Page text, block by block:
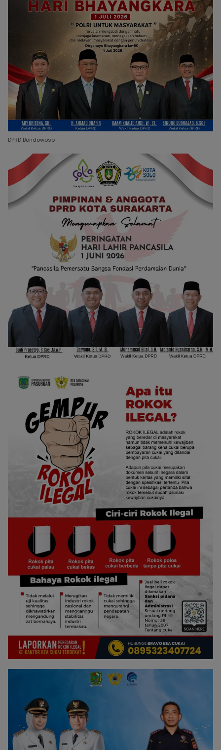
DPRD Bondowoso